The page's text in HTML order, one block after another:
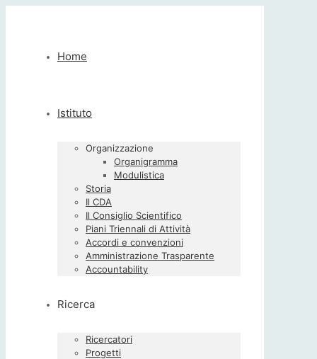
Home
Istituto
Organizzazione
Organigramma
Modulistica
Storia
Il CDA
Il Consiglio Scientifico
Piani Triennali di Attività
Accordi e convenzioni
Amministrazione Trasparente
Accountability
Ricerca
Ricercatori
Progetti